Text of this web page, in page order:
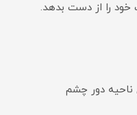
را از دست بدهد.
ناحیه دور چشم